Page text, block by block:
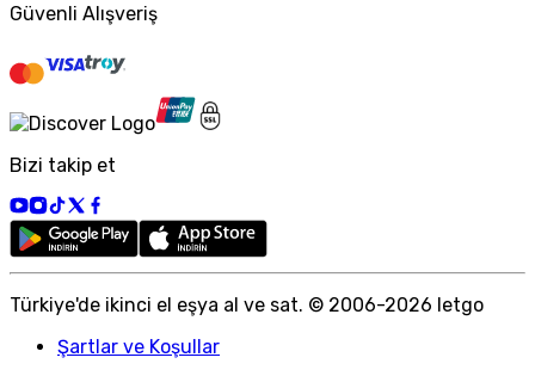
Güvenli Alışveriş
Bizi takip et
Türkiye'de ikinci el eşya al ve sat. © 2006-2026 letgo
Şartlar ve Koşullar